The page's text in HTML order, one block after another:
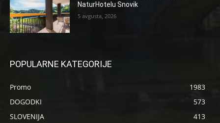
NaturHotelu Snovik
5 avgusta, 2026
POPULARNE KATEGORIJE
Promo
1983
DOGODKI
573
SLOVENIJA
413